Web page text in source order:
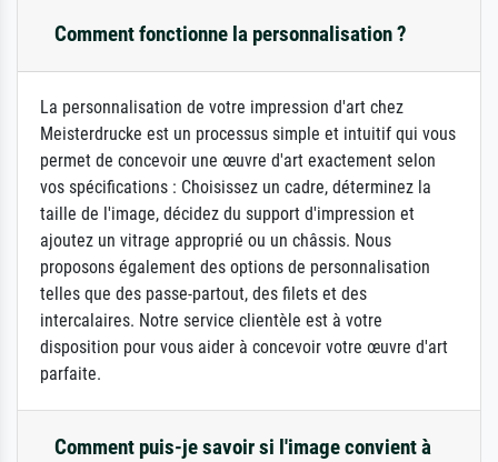
Comment fonctionne la personnalisation ?
La personnalisation de votre impression d'art chez
Meisterdrucke est un processus simple et intuitif qui vous
permet de concevoir une œuvre d'art exactement selon
vos spécifications : Choisissez un cadre, déterminez la
taille de l'image, décidez du support d'impression et
ajoutez un vitrage approprié ou un châssis. Nous
proposons également des options de personnalisation
telles que des passe-partout, des filets et des
intercalaires. Notre service clientèle est à votre
disposition pour vous aider à concevoir votre œuvre d'art
parfaite.
Comment puis-je savoir si l'image convient à